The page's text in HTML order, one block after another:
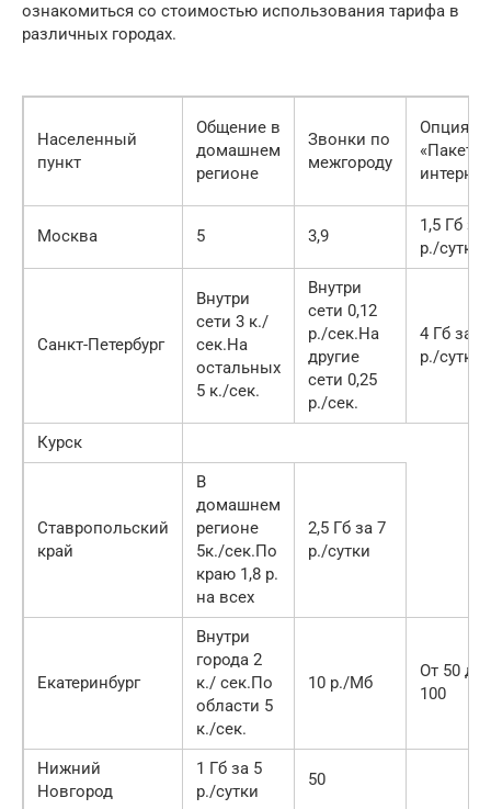
ознакомиться со стоимостью использования тарифа в
различных городах.
Населенный
пункт
Общение в
домашнем
регионе
Звонки по
межгороду
Опция
«Пакет
Москва 5 3,9
1,5 Гб за
р./сутки
Санкт-Петербург
Внутри
сети 3 к./
сек.На
остальных
5 к./сек.
Внутри
сети 0,12
р./сек.На
другие
сети 0,25
р./сек.
4 Гб за 9
р./сутки
Курск
Ставропольский
край
В
домашнем
регионе
5к./сек.По
краю 1,8 р.
на всех
2,5 Гб за 7
р./сутки
Екатеринбург
Внутри
города 2
к./ сек.По
области 5
к./сек.
10 р./Мб
От 50 до
100
Нижний
Новгород
1 Гб за 5
р./сутки
50